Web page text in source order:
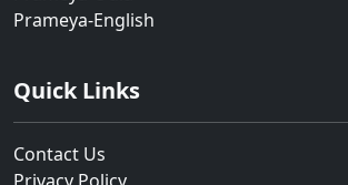
Prameya-English
Quick Links
Contact Us